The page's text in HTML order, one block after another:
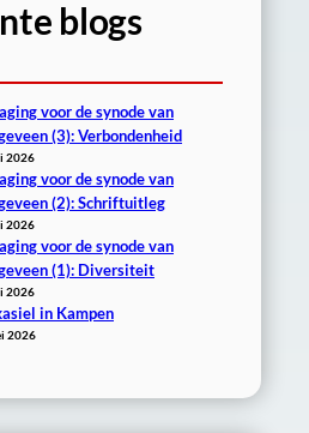
blogs
voor de synode van
(3): Verbondenheid
2026
voor de synode van
(2): Schriftuitleg
2026
voor de synode van
(1): Diversiteit
2026
in Kampen
2026